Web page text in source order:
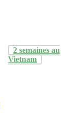
2 semaines au
Vietnam